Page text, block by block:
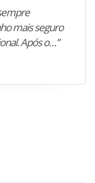
mais seguro
Após o…”